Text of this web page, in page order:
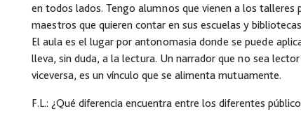
en todos lados. Tengo alumnos que vienen a los
maestros que quieren contar en sus escuelas y
El aula es el lugar por antonomasia donde se puede
lleva, sin duda, a la lectura. Un narrador que no sea
viceversa, es un vínculo que se alimenta mutuamente.
F.L.: ¿Qué diferencia encuentra entre los diferentes